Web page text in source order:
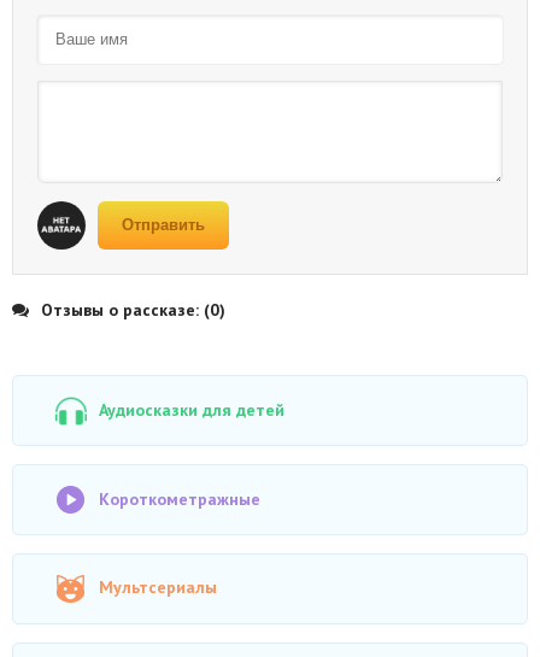
Отправить
Отзывы о рассказе: (0)
Аудиосказки для детей
Короткометражные
Мультсериалы